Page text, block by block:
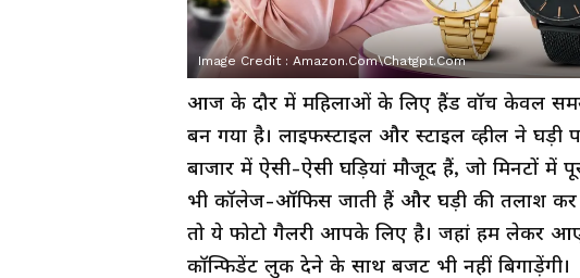
Image Credit : Amazon.com\chatgpt.com
आज के दौर में महिलाओं के लिए हैंड वॉच केवल
बन गया है। लाइफस्टाइल और स्टाइल व्हील ने
बाजार में ऐसी-ऐसी घड़ियां मौजूद हैं, जो मिनटों
भी कॉलेज-ऑफिस जाती हैं और घड़ी की तलाश कर
तो ये फोटो गैलरी आपके लिए है। जहां हम लेकर
कॉन्फिडेंट लुक देने के साथ बजट भी नहीं बिगाड़ेंगी।